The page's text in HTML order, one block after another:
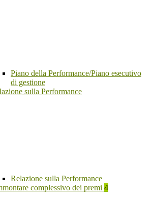
Piano della Performance/Piano esecutivo
di gestione
sulla Performance
Relazione sulla Performance
complessivo dei premi 4